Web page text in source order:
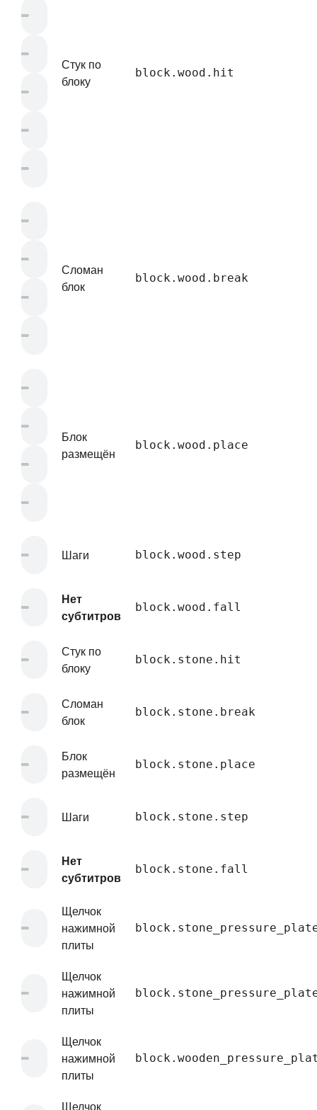
Стук по
блоку
block.wood.hit
Сломан
блок
block.wood.break
Блок
размещён
block.wood.place
Шаги block.wood.step
Нет
субтитров
block.wood.fall
Стук по
блоку
block.stone.hit
Сломан
блок
block.stone.break
Блок
размещён
block.stone.place
Шаги block.stone.step
Нет
субтитров
block.stone.fall
Щелчок
нажимной
плиты
Щелчок
нажимной
плиты
Щелчок
нажимной
плиты
Щелчок